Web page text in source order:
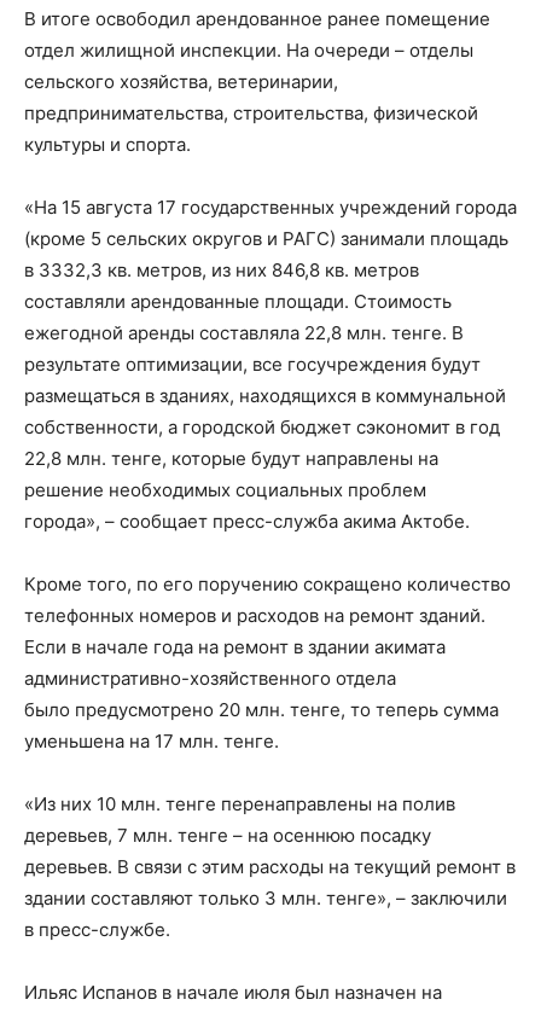
В итоге освободил арендованное ранее помещение
отдел жилищной инспекции. На очереди – отделы
сельского хозяйства, ветеринарии,
предпринимательства, строительства, физической
культуры и спорта.
«На 15 августа 17 государственных учреждений города
(кроме 5 сельских округов и РАГС) занимали площадь
в 3332,3 кв. метров, из них 846,8 кв. метров
составляли арендованные площади. Стоимость
ежегодной аренды составляла 22,8 млн. тенге. В
результате оптимизации, все госучреждения будут
размещаться в зданиях, находящихся в коммунальной
собственности, а городской бюджет сэкономит в год
22,8 млн. тенге, которые будут направлены на
решение необходимых социальных проблем
города», – сообщает пресс-служба акима Актобе.
Кроме того, по его поручению сокращено количество
телефонных номеров и расходов на ремонт зданий.
Если в начале года на ремонт в здании акимата
административно-хозяйственного отдела
было предусмотрено 20 млн. тенге, то теперь сумма
уменьшена на 17 млн. тенге.
«Из них 10 млн. тенге перенаправлены на полив
деревьев, 7 млн. тенге – на осеннюю посадку
деревьев. В связи с этим расходы на текущий ремонт в
здании составляют только 3 млн. тенге», – заключили
в пресс-службе.
Ильяс Испанов в начале июля был назначен на